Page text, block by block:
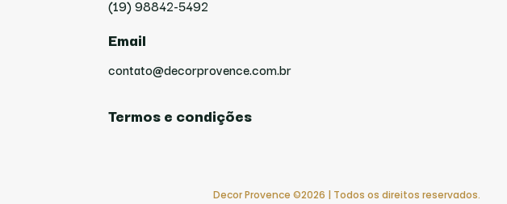
(19) 98842-5492
Email
contato@decorprovence.com.br
Termos e condições
Decor Provence ©2026 | Todos os direitos reservados.